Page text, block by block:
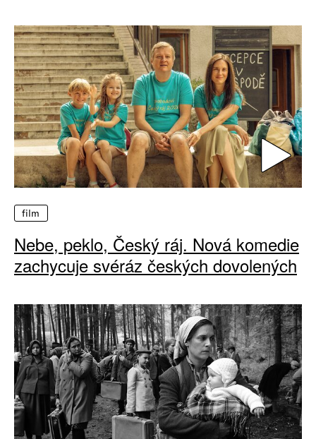
film
Nebe, peklo, Český ráj. Nová komedie
zachycuje svéráz českých dovolených